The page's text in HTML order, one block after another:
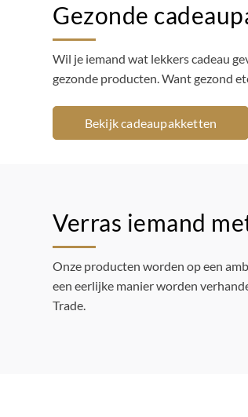
Gezonde
Wil je iemand wat lekkers cadeau
gezonde producten. Want gezond
Bekijk cadeaupakketten
Verras iemand
Onze producten worden op een
een eerlijke manier worden
Trade.